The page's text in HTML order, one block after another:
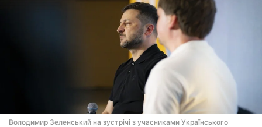
Володимир Зеленський на зустрічі з учасниками Українського